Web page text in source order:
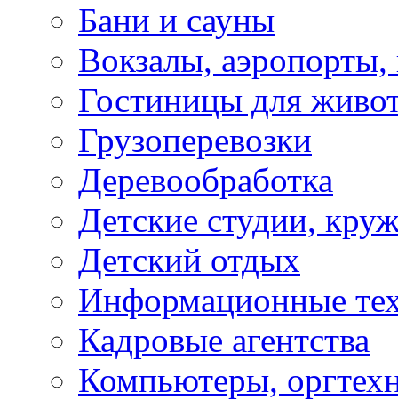
Бани и сауны
Вокзалы,
Гостиницы для
Грузоперевозки
Деревообработка
Детские студии,
Детский отдых
Информационные
Кадровые агентства
Компьютеры,